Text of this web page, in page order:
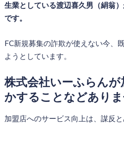
生業としている渡辺喜久男（絹翁
です。
FC新規募集の詐欺が使えない今、
ようとしています。
株式会社いーふらん
かすることなどありま
加盟店へのサービス向上は、謀反と